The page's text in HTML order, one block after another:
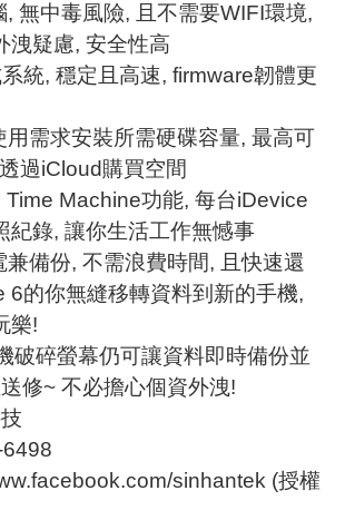
, 無中毒風險, 且不需要WIFI環境,
洩疑慮, 安全性高
統, 穩定且高速, firmware韌體更
用需求安裝所需硬碟容量, 最高可
過iCloud購買空間
Time Machine功能, 每台iDevice
紀錄, 讓你生活工作無憾事
兼備份, 不需浪費時間, 且快速還
6的你無縫移轉資料到新的手機,
樂!
破碎螢幕仍可讓資料即時備份並
修~ 不必擔心個資外洩!
sinhantek (授權